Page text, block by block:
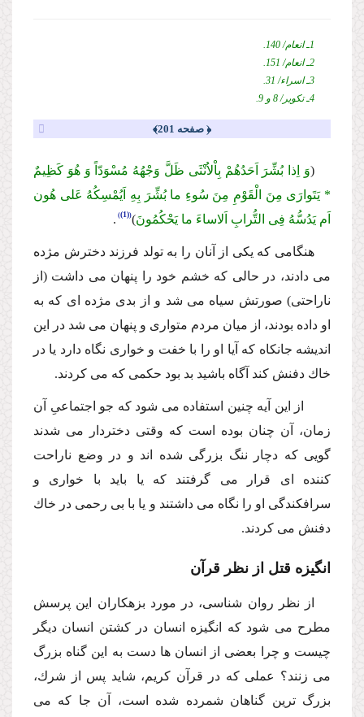
1ـ انعام/ 140.
2ـ انعام/ 151.
3ـ اسراء/ 31.
4ـ تكویر/ 8 و 9.
﴿ صفحه 201﴾
(وَ اِذا بُشِّرَ اَحَدُهُمْ بِاْلاُنْثَى ظَلَّ وَجْهُهُ مُسْوَدّاً وَ هُوَ كَظِیمٌ
* یَتَوارَى مِنَ الْقَوْمِ مِنَ سُوءِ ما بُشِّرَ بِهِ اَیُمْسِكُهُ عَلى هُون
اَم یَدُسُّهُ فِى التُّرابِ اَلاساءَ ما یَحْكُمُونَ)
(1)
.
هنگامى كه یكى از آنان را به تولد فرزند دخترش مژده
مى دادند، در حالى كه خشم خود را پنهان مى داشت (از
ناراحتى) صورتش سیاه مى شد و از بدى مژده اى كه به
او داده بودند، از میان مردم متوارى و پنهان مى شد در این
اندیشه جانكاه كه آیا او را با خفت و خوارى نگاه دارد یا در
خاك دفنش كند آگاه باشید بد بود حكمى كه مى كردند.
از این آیه چنین استفاده مى شود كه جو اجتماعىِ آن
زمان، آن چنان بوده است كه وقتى دختردار مى شدند
گویى كه دچار ننگ بزرگى شده اند و در وضع ناراحت
كننده اى قرار مى گرفتند كه یا باید با خوارى و
سرافكندگى او را نگاه مى داشتند و یا با بى رحمى در خاك
دفنش مى كردند.
انگیزه قتل از نظر قرآن
از نظر روان شناسى، در مورد بزهكاران این پرسش
مطرح مى شود كه انگیزه انسان در كشتن انسان دیگر
چیست و چرا بعضى از انسان ها دست به این گناه بزرگ
مى زنند؟ عملى كه در قرآن كریم، شاید پس از شرك،
بزرگ ترین گناهان شمرده شده است، آن جا كه مى